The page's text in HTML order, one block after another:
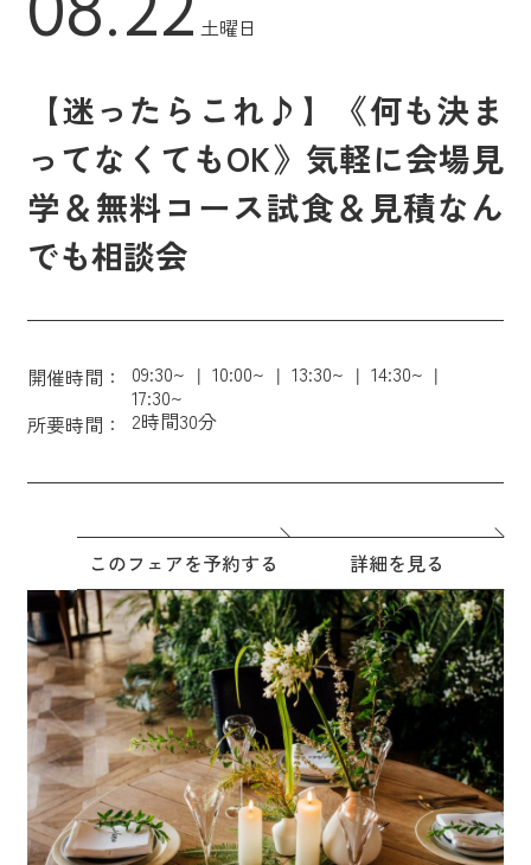
土曜日
【迷ったらこれ♪】《何も決ま
ってなくてもOK》気軽に会場見
学＆無料コース試食＆見積なん
でも相談会
開催時間： 09:30~ 10:00~ 13:30~
14:30~
17:30~
所要時間：
2時間30分
このフェアを予約する 詳細を見る